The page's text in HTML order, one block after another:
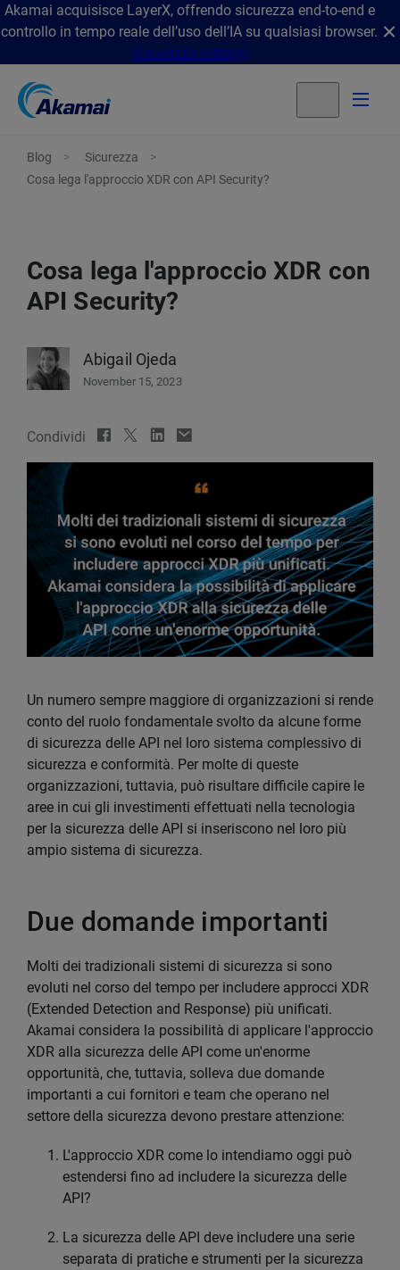
Akamai acquisisce LayerX, offrendo sicurezza end-to-end e
controllo in tempo reale dell’uso dell’IA su qualsiasi browser.
Visualizza dettagli
Blog
Sicurezza
Cosa lega l'approccio XDR con API Security?
Cosa lega l'approccio XDR con
API Security?
Abigail Ojeda
November 15, 2023
Condividi
Un numero sempre maggiore di organizzazioni si rende
conto del ruolo fondamentale svolto da alcune forme
di sicurezza delle API nel loro sistema complessivo di
sicurezza e conformità. Per molte di queste
organizzazioni, tuttavia, può risultare difficile capire le
aree in cui gli investimenti effettuati nella tecnologia
per la sicurezza delle API si inseriscono nel loro più
ampio sistema di sicurezza.
Due domande importanti
Molti dei tradizionali sistemi di sicurezza si sono
evoluti nel corso del tempo per includere approcci XDR
(Extended Detection and Response) più unificati.
Akamai considera la possibilità di applicare l'approccio
XDR alla sicurezza delle API come un'enorme
opportunità, che, tuttavia, solleva due domande
importanti a cui fornitori e team che operano nel
settore della sicurezza devono prestare attenzione:
L'approccio XDR come lo intendiamo oggi può
estendersi fino ad includere la sicurezza delle
API?
La sicurezza delle API deve includere una serie
separata di pratiche e strumenti per la sicurezza